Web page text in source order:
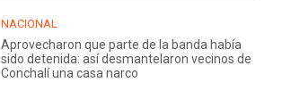
NACIONAL
Aprovecharon que parte de la banda había
sido detenida: así desmantelaron vecinos de
Conchalí una casa narco